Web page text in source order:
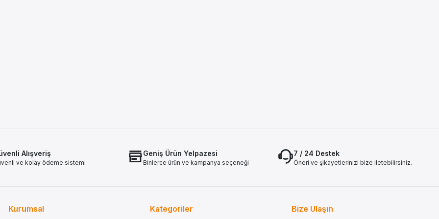
Alışveriş
ve kolay ödeme sistemi
Geniş Ürün Yelpazesi
Binlerce ürün ve kampanya seçeneği
7 / 24 Destek
Öneri ve şikayetlerinizi bize iletebilirsiniz.
Kurumsal Kategoriler Bize Ulaşın